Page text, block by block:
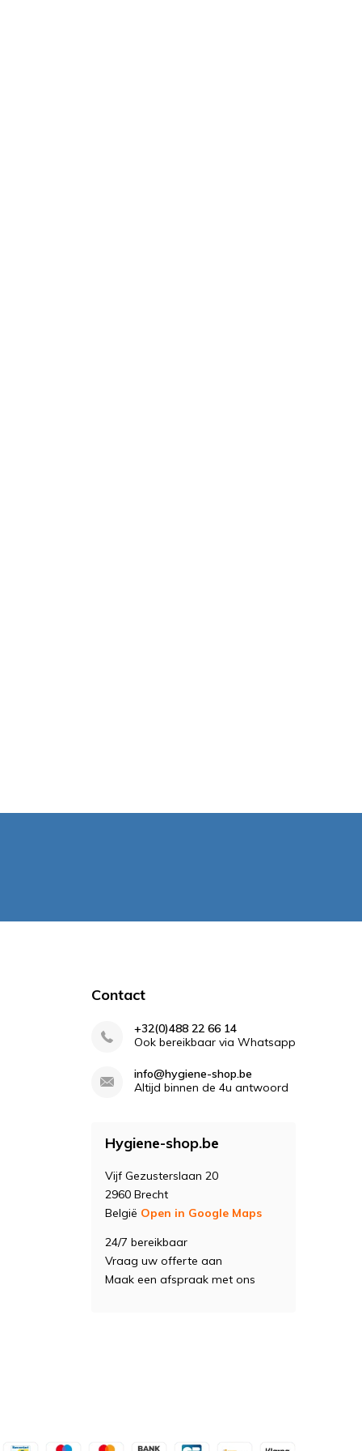
Contact
+32(0)488 22 66 14
Ook bereikbaar via Whatsapp
info@hygiene-shop.be
Altijd binnen de 4u antwoord
Hygiene-shop.be
Vijf Gezusterslaan 20
2960 Brecht
België Open in Google Maps
24/7 bereikbaar
Vraag uw offerte aan
Maak een afspraak met ons